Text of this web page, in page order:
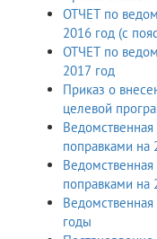
ОТЧЕТ по
2016 год (с
ОТЧЕТ по
2017 год
Приказ о
целевой
поправками на
поправками на
годы